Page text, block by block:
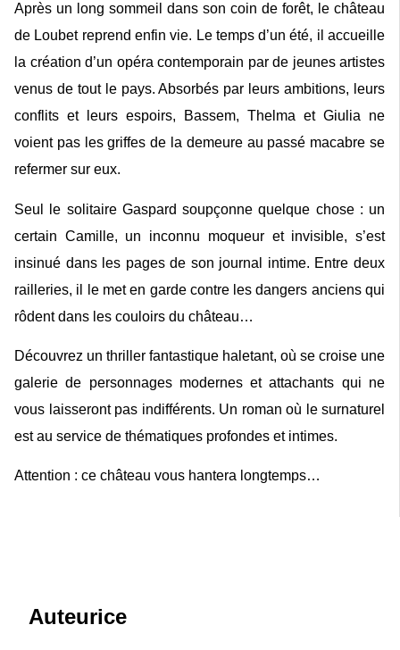
Après un long sommeil dans son coin de forêt, le château
de Loubet reprend enfin vie. Le temps d’un été, il accueille
la création d’un opéra contemporain par de jeunes artistes
venus de tout le pays. Absorbés par leurs ambitions, leurs
conflits et leurs espoirs, Bassem, Thelma et Giulia ne
voient pas les griffes de la demeure au passé macabre se
refermer sur eux.
Seul le solitaire Gaspard soupçonne quelque chose : un
certain Camille, un inconnu moqueur et invisible, s’est
insinué dans les pages de son journal intime. Entre deux
railleries, il le met en garde contre les dangers anciens qui
rôdent dans les couloirs du château…
Découvrez un thriller fantastique haletant, où se croise une
galerie de personnages modernes et attachants qui ne
vous laisseront pas indifférents. Un roman où le surnaturel
est au service de thématiques profondes et intimes.
Attention : ce château vous hantera longtemps…
Auteurice